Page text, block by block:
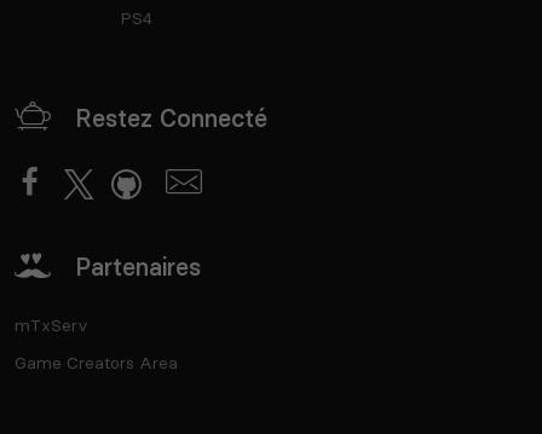
PS4
Restez Connecté
Partenaires
mTxServ
Game Creators Area